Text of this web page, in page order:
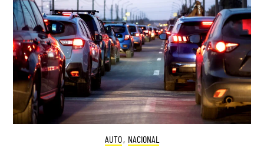
AUTO, NACIONAL